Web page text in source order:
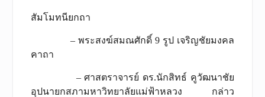
สัมโมทนียกถา
– พระสงฆ์สมณศักดิ์ 9 รูป เจริญชัยมงคล
คาถา
– ศาสตราจารย์ ดร.นักสิทธ์ คูวัฒนาชัย
อุปนายกสภามหาวิทยาลัยแม่ฟ้าหลวง กล่าว